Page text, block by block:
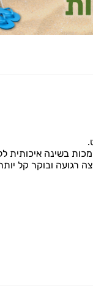
בשינה איכותית
רגועה ובוקר קל